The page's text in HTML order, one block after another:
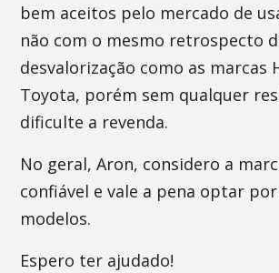
bem aceitos pelo mercado de
não com o mesmo retrospecto
desvalorização como as marcas
Toyota, porém sem qualquer
dificulte a revenda.
No geral, Aron, considero a
confiável e vale a pena optar por
modelos.
Espero ter ajudado!